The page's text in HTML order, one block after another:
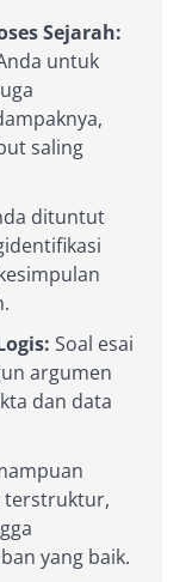
Sejarah:
untuk
saling
dituntut
Soal esai
argumen
dan data
terstruktur,
yang baik.